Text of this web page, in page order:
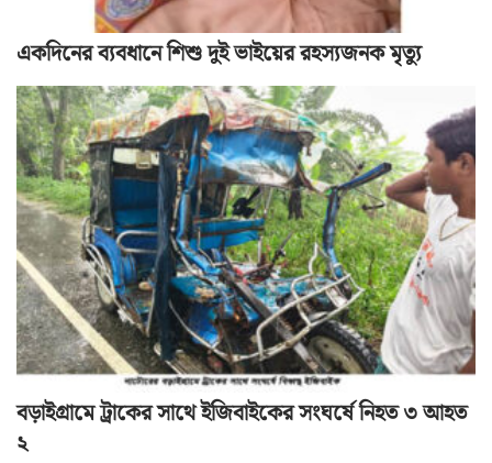
একদিনের ব্যবধানে শিশু দুই ভাইয়ের রহস্যজনক মৃত্যু
বড়াইগ্রামে ট্রাকের সাথে ইজিবাইকের সংঘর্ষে নিহত ৩ আহত
২